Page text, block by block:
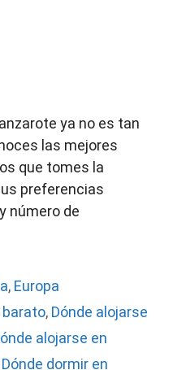
ya no es tan
las mejores
que tomes la
preferencias
número de
, Europa
barato, Dónde alojarse
alojarse en
Dónde dormir en